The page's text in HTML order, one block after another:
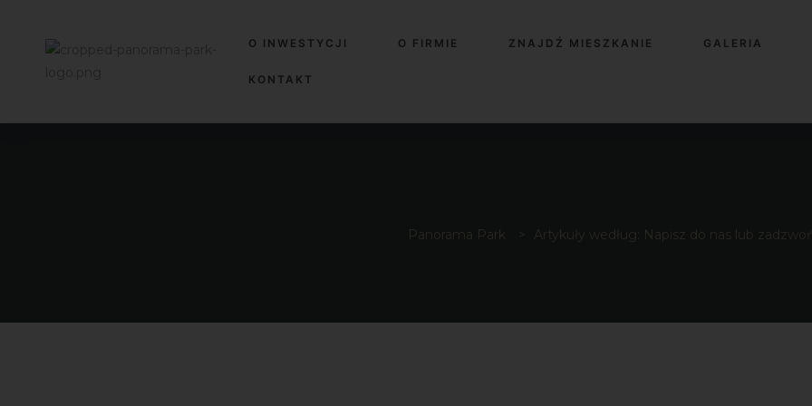
O INWESTYCJI O FIRMIE ZNAJDŹ MIESZKANIE GALERIA
KONTAKT
Panorama Park > Artykuły według: Napisz do nas lub